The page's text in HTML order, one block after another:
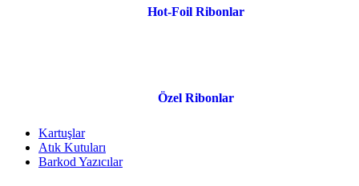
Hot-Foil Ribonlar
Özel Ribonlar
Kartuşlar
Atık Kutuları
Barkod Yazıcılar